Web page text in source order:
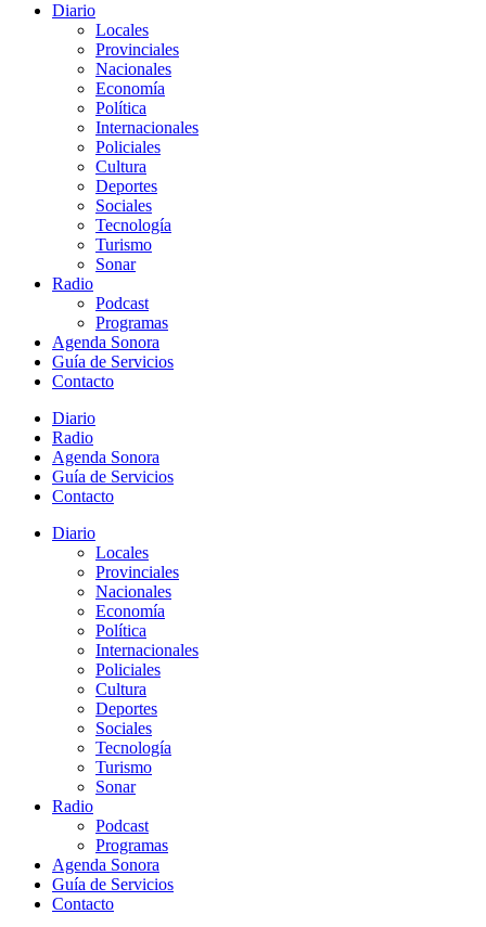
Diario
Locales
Provinciales
Nacionales
Economía
Política
Internacionales
Policiales
Cultura
Deportes
Sociales
Tecnología
Turismo
Sonar
Radio
Podcast
Programas
Agenda Sonora
Guía de Servicios
Contacto
Diario
Radio
Agenda Sonora
Guía de Servicios
Contacto
Diario
Locales
Provinciales
Nacionales
Economía
Política
Internacionales
Policiales
Cultura
Deportes
Sociales
Tecnología
Turismo
Sonar
Radio
Podcast
Programas
Agenda Sonora
Guía de Servicios
Contacto